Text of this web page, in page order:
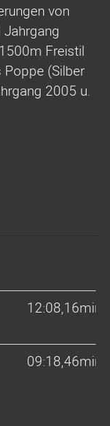
von
Freistil
(Silber
2005 u.
12:08,16min
09:18,46min